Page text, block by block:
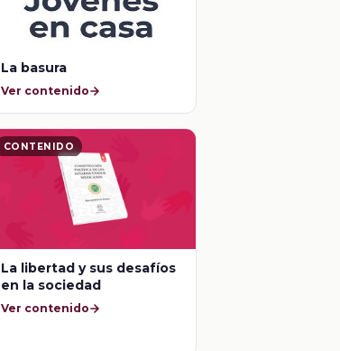
La basura
Ver contenido
CONTENIDO
La libertad y sus desafíos
en la sociedad
Ver contenido